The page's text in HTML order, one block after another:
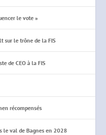
le vote »
sur le trône de la FIS
de CEO à la FIS
récompensés
le val de Bagnes en 2028